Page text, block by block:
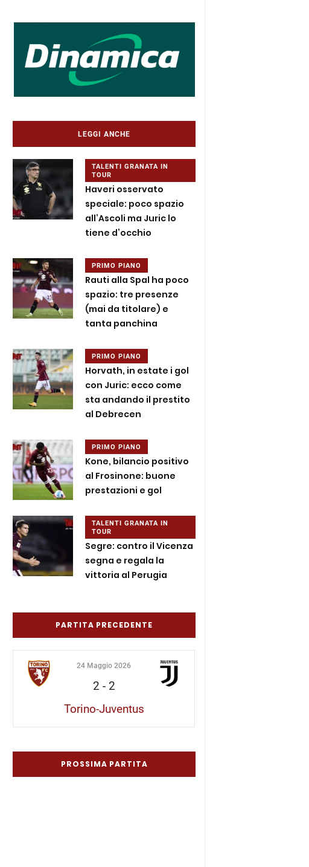
LEGGI ANCHE
TALENTI GRANATA IN
TOUR
Haveri osservato
speciale: poco spazio
all’Ascoli ma Juric lo
tiene d’occhio
PRIMO PIANO
Rauti alla Spal ha poco
spazio: tre presenze
(mai da titolare) e
tanta panchina
PRIMO PIANO
Horvath, in estate i gol
con Juric: ecco come
sta andando il prestito
al Debrecen
PRIMO PIANO
Kone, bilancio positivo
al Frosinone: buone
prestazioni e gol
TALENTI GRANATA IN
TOUR
Segre: contro il Vicenza
segna e regala la
vittoria al Perugia
PARTITA PRECEDENTE
24 Maggio 2026
2 - 2
Torino-Juventus
PROSSIMA PARTITA